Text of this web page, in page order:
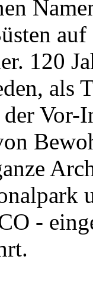
120
als
Vor-
-